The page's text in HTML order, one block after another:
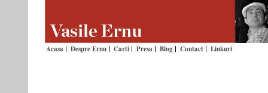
Acasa Despre Ernu Carti Presa Blog Contact Linkuri